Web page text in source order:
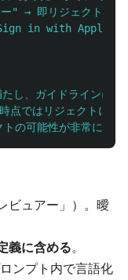
" → 即リジェクト
in with Apple が
し、ガイドラインに準
ではリジェクトにな
可能性が非常に高い
ビュアー」）。曖
義に含める。
ンプト内で言語化